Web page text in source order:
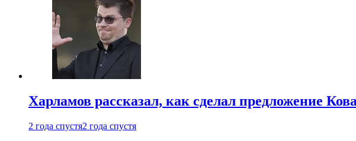
Харламов рассказал, как сделал предложение
2 года спустя2 года спустя